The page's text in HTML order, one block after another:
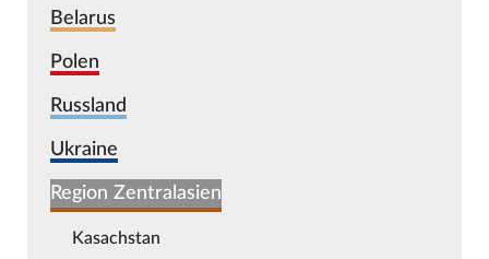
Belarus
Polen
Russland
Ukraine
Region Zentralasien
Kasachstan